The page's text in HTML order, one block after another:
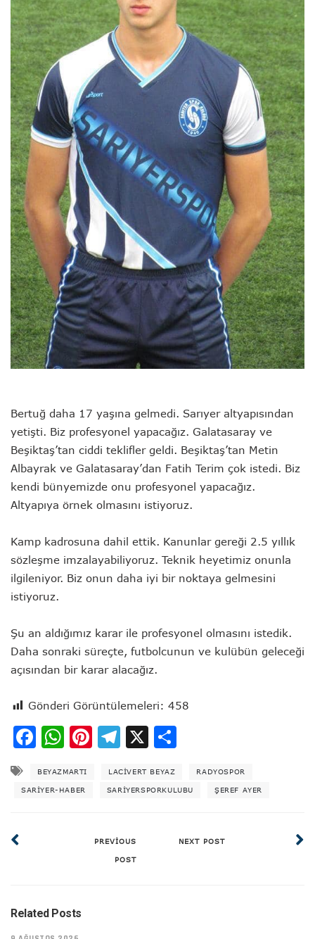
Bertuğ daha 17 yaşına gelmedi. Sarıyer altyapısından
yetişti. Biz profesyonel yapacağız. Galatasaray ve
Beşiktaş’tan ciddi teklifler geldi. Beşiktaş’tan Metin
Albayrak ve Galatasaray’dan Fatih Terim çok istedi. Biz
kendi bünyemizde onu profesyonel yapacağız.
Altyapıya örnek olmasını istiyoruz.
Kamp kadrosuna dahil ettik. Kanunlar gereği 2.5 yıllık
sözleşme imzalayabiliyoruz. Teknik heyetimiz onunla
ilgileniyor. Biz onun daha iyi bir noktaya gelmesini
istiyoruz.
Şu an aldığımız karar ile profesyonel olmasını istedik.
Daha sonraki süreçte, futbolcunun ve kulübün geleceği
açısından bir karar alacağız.
Gönderi Görüntülemeleri: 458
Facebook
WhatsApp
Pinterest
Telegram
X
BEYAZMARTI LACIVERT BEYAZ RADYOSPOR
SARIYER-HABER SARIYERSPORKULUBU ŞEREF AYER
PREVIOUS
POST
NEXT POST
Related Posts